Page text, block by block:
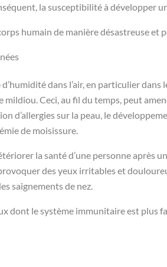
la susceptibilité à développer
humain de manière désastreuse et
dans l’air, en particulier dans
mildiou. Ceci, au fil du temps, peut
d’allergies sur la peau, le
de moisissure.
la santé d’une personne après
des yeux irritables et
saignements de nez.
dont le système immunitaire est plus